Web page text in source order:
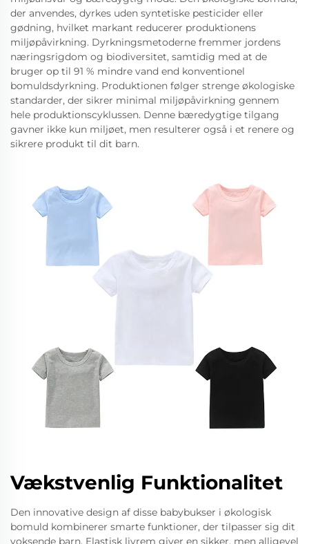
der anvendes, dyrkes uden syntetiske pesticider eller
gødning, hvilket markant reducerer produktionens
miljøpåvirkning. Dyrkningsmetoderne fremmer jordens
næringsrigdom og biodiversitet, samtidig med at de
bruger op til 91 % mindre vand end konventionel
bomuldsdyrkning. Produktionen følger strenge økologiske
standarder, der sikrer minimal miljøpåvirkning gennem
hele produktionscyklussen. Denne bæredygtige tilgang
gavner ikke kun miljøet, men resulterer også i et renere og
sikrere produkt til dit barn.
Vækstvenlig Funktionalitet
Den innovative design af disse babybukser i økologisk
bomuld kombinerer smarte funktioner, der tilpasser sig dit
voksende barn. Elastisk livrem giver en sikker, men alligevel